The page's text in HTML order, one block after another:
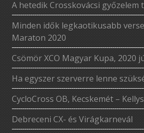
A hetedik Crosskovácsi győzelem
Minden idők legkaotikusabb
Maraton 2020
Csömör XCO Magyar Kupa, 2020
Ha egyszer szerverre lenne
CycloCross OB, Kecskemét –
Debreceni CX- és Virágkarnevál